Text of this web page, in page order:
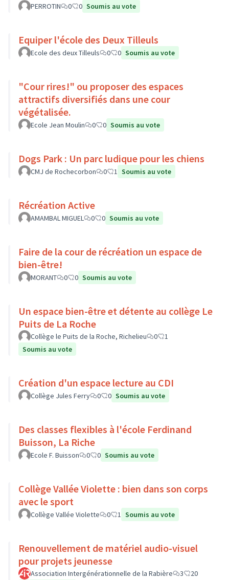
PERROTIN 0 0 Soumis au vote
Equiper l'école des Deux Tilleuls
Ecole des deux Tilleuls 0 0 Soumis au vote
"Cour rires!" ou proposer des espaces
attractifs diversifiés dans une cour
végétalisée.
Ecole Jean Moulin 0 0 Soumis au vote
Dogs Park : Un parc ludique pour les chiens
CMJ de Rochecorbon 0 1 Soumis au vote
Récréation Active
AMAMBAL MIGUEL 0 0 Soumis au vote
Faire de la cour de récréation un espace de
bien-être!
MORANT 0 0 Soumis au vote
Un espace bien-être et détente au collège Le
Puits de La Roche
Collège le Puits de la Roche, Richelieu 0
1
Soumis au vote
Création d'un espace lecture au CDI
Collège Jules Ferry 0 0 Soumis au vote
Des classes flexibles à l'école Ferdinand
Buisson, La Riche
Ecole F. Buisson 0 0 Soumis au vote
Collège Vallée Violette : bien dans son corps
avec le sport
Collège Vallée Violette 0 1 Soumis au vote
Renouvellement de matériel audio-visuel
pour projets jeunesse
Association Intergénérationnelle de la Rabière 3 20